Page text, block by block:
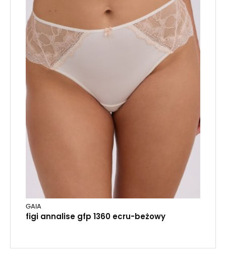
GAIA
figi annalise gfp 1360 ecru-beżowy